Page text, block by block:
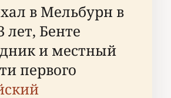
в Мельбурн в
лет, Бенте
и местный
первого